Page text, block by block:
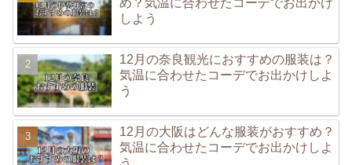
め？気温に合わせたコーデでお出かけ
しよう
12月の奈良観光におすすめの服装は？
気温に合わせたコーデでお出かけしよ
う
12月の大阪はどんな服装がおすすめ？
気温に合わせたコーデでお出かけしよ